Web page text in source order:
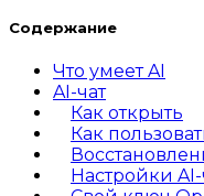
Содержание
Что умеет AI
AI-чат
Как открыть
Как
Настройки AI-